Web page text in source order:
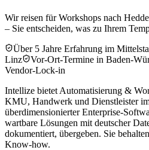
Wir reisen für Workshops nach
– Sie entscheiden, was zu Ihrem
Über 5 Jahre Erfahrung im
Linz
Vor-Ort-Termine in Baden-
Vendor-Lock-in
Intellize bietet Automatisierung &
KMU, Handwerk und Dienstleister
überdimensionierter Enterprise-
wartbare Lösungen mit deutscher
dokumentiert, übergeben. Sie
Know-how.